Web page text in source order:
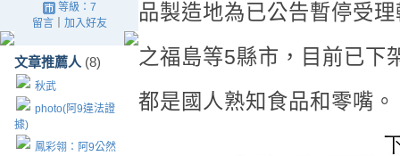
等級：7
留言｜ 加入好友
文章推薦人 (8)
秋武
photo(阿9違法證
據)
鳳彩翎：阿9公然
品製造地為已公告暫停受
之福島等5縣市，目前已下
都是國人熟知食品和零嘴。